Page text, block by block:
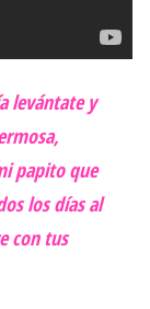
levántate y
papito que
los días al
con tus